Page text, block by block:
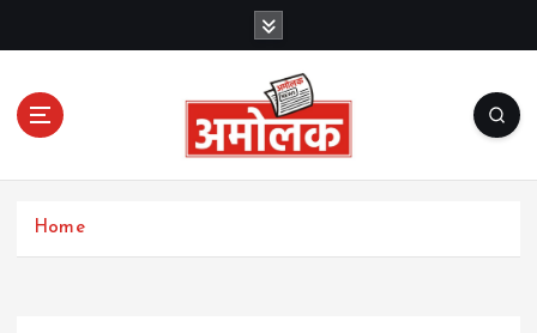
c
Amolak News
Home